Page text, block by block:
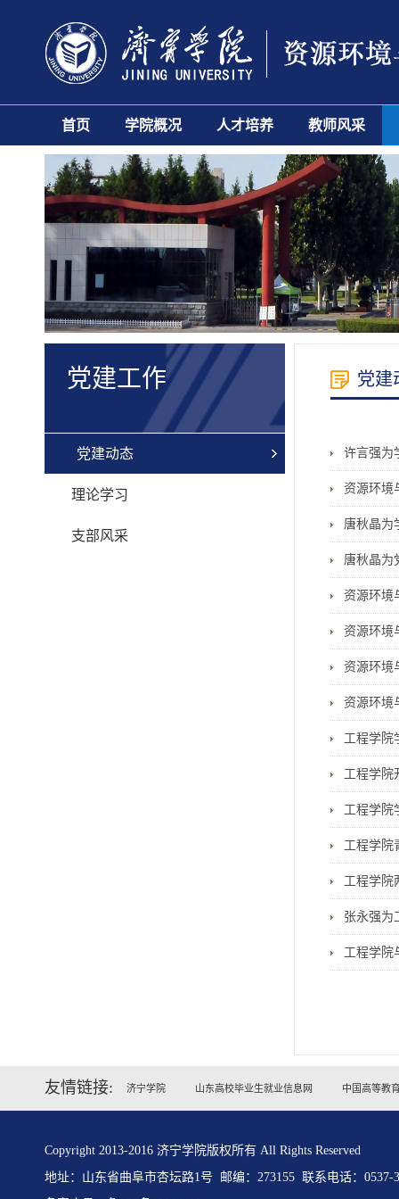
首页 学院概况 人才培养 教师风采
党建工作
党建动态
理论学习
支部风采
党建
许言强为
资源环境
唐秋晶为
唐秋晶为
资源环境
资源环境
资源环境
资源环境
工程学院
工程学院
工程学院
工程学院
工程学院
张永强为
工程学院
友情链接: 济宁学院 山东高校毕业生就业信息网 中国高等教
Copyright 2013-2016 济宁学院版权所有 All Rights Reserved
地址：山东省曲阜市杏坛路1号 邮编：273155 联系电话：0537-